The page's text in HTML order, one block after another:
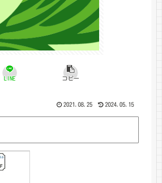
LINE コピー
2021.08.25 2024.05.15